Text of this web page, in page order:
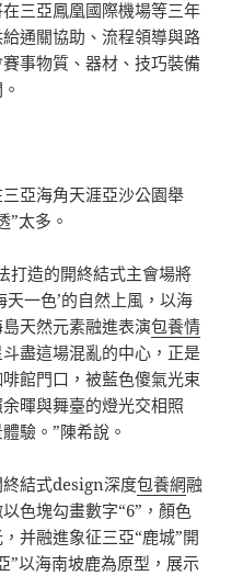
三亞鳳凰國際機場等三年
通關協助、流程領導與路
事物質、器材、技巧裝備
亞海角天涯亞沙公園舉
”太多。
打造的開終結式主會場將
一色’的自然上風，以海
天然元素融進表演包養情
盡這場混亂的中心，正是
館門口，被藍色傻氣光束
暉與舞臺的燈光交相照
驗。”陳希說。
結式design深度包養網融
色塊勾畫數字“6”，顏色
并融進象征三亞“鹿城”開
”以海南坡鹿為原型，展示